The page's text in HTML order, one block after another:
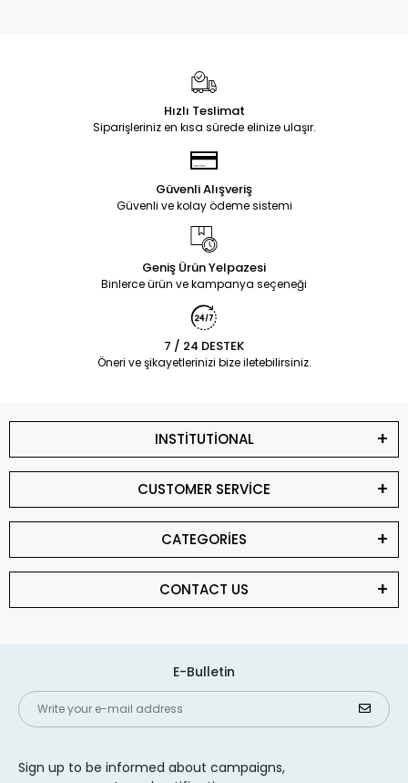
Hızlı Teslimat
Siparişleriniz en kısa sürede elinize ulaşır.
Güvenli Alışveriş
Güvenli ve kolay ödeme sistemi
Geniş Ürün Yelpazesi
Binlerce ürün ve kampanya seçeneği
7 / 24 DESTEK
Öneri ve şikayetlerinizi bize iletebilirsiniz.
INSTİTUTİONAL
CUSTOMER SERVİCE
CATEGORİES
CONTACT US
E-Bulletin
Sign up to be informed about campaigns,